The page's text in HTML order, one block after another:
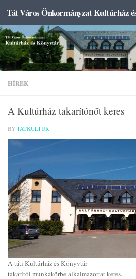
Skip to content
HÍREK
A Kultúrház takarítónőt keres
BY TATKULTUR
A táti Kultúrház és Könyvtár
takarítói munkakörbe alkalmazottat keres.